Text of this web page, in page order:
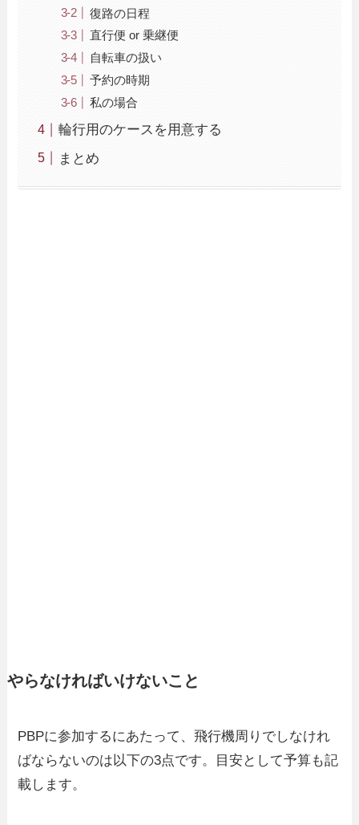
復路の日程
直行便 or 乗継便
自転車の扱い
予約の時期
私の場合
輪行用のケースを用意する
まとめ
やらなければいけないこと
PBPに参加するにあたって、飛行機周りでしなけれ
ばならないのは以下の3点です。目安として予算も記
載します。